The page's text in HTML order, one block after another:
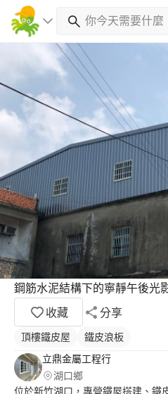
鋼筋水泥結構下的寧靜午後光
收藏
分享
頂樓鐵皮屋
鐵皮浪板
立鼎金屬工程行
湖口鄉
位於新竹湖口，專營鐵屋搭建、鐵